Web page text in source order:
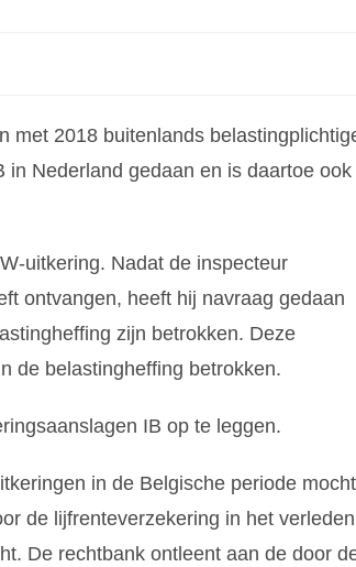
met 2018 buitenlands
Nederland gedaan en is daartoe ook
uitkering. Nadat de inspecteur
ontvangen, heeft hij navraag gedaan
zijn betrokken. Deze
de belastingheffing betrokken.
IB op te leggen.
in de Belgische periode mocht
de lijfrenteverzekering in het verleden
De rechtbank ontleent aan de door